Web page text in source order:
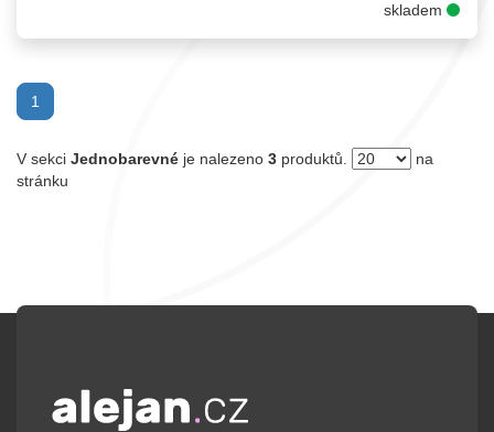
skladem
1
V sekci Jednobarevné je nalezeno 3 produktů.
na
stránku